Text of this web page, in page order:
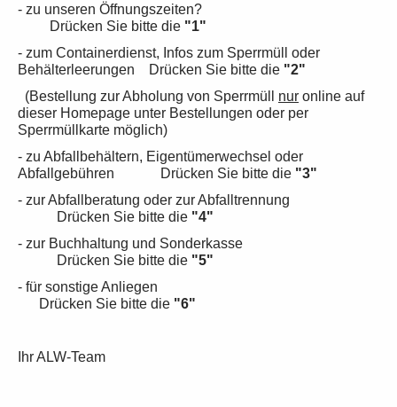
- zu unseren Öffnungszeiten?
Drücken Sie bitte die "1"
- zum Containerdienst, Infos zum Sperrmüll oder
Behälterleerungen Drücken Sie bitte die "2"
(Bestellung zur Abholung von Sperrmüll nur online auf
dieser Homepage unter Bestellungen oder per
Sperrmüllkarte möglich)
- zu Abfallbehältern, Eigentümerwechsel oder
Abfallgebühren Drücken Sie bitte die "3"
- zur Abfallberatung oder zur Abfalltrennung
Drücken Sie bitte die "4"
- zur Buchhaltung und Sonderkasse
Drücken Sie bitte die "5"
- für sonstige Anliegen
Drücken Sie bitte die "6"
Ihr ALW-Team